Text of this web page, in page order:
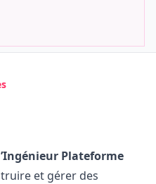
Plateforme
et gérer des